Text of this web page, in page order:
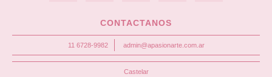
CONTACTANOS
11 6728-9982 admin@apasionarte.com.ar
Castelar